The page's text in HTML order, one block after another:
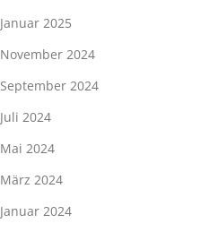
Januar 2025
November 2024
September 2024
Juli 2024
Mai 2024
März 2024
Januar 2024